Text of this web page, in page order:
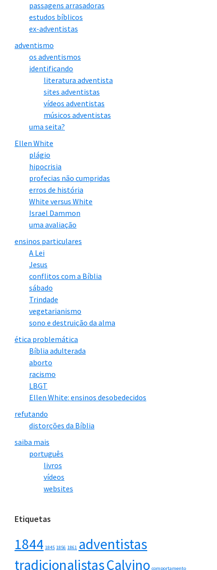
passagens arrasadoras
estudos bíblicos
ex-adventistas
adventismo
os adventismos
identificando
literatura adventista
sites adventistas
vídeos adventistas
músicos adventistas
uma seita?
Ellen White
plágio
hipocrisia
profecias não cumpridas
erros de história
White versus White
Israel Dammon
uma avaliação
ensinos particulares
A Lei
Jesus
conflitos com a Bíblia
sábado
Trindade
vegetarianismo
sono e destruição da alma
ética problemática
Bíblia adulterada
aborto
racismo
LBGT
Ellen White: ensinos desobedecidos
refutando
distorções da Bíblia
saiba mais
português
livros
vídeos
websites
Etiquetas
1844 1845 1856 1861 adventistas
tradicionalistasCalvino comportamento